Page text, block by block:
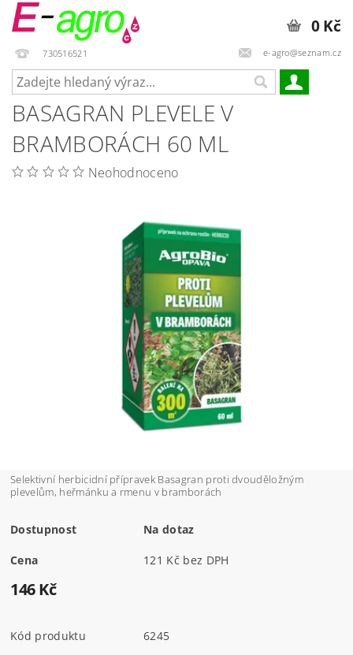
730516521 e-agro@seznam.cz
0 Kč
BASAGRAN PLEVELE V
BRAMBORÁCH 60 ML
Neohodnoceno
Selektivní herbicidní přípravek Basagran proti dvouděložným
plevelům, heřmánku a rmenu v bramborách
Dostupnost Na dotaz
Cena 121 Kč bez DPH
146 Kč
Kód produktu
6245